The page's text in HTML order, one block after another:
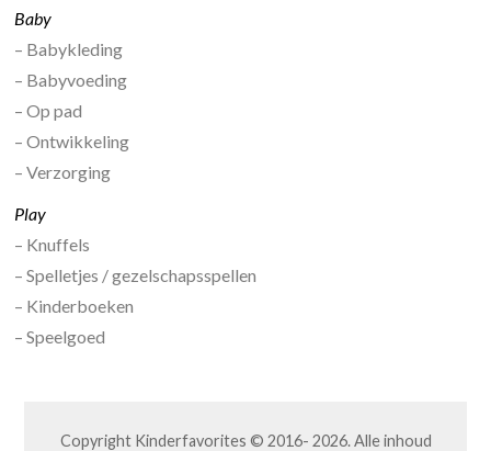
Baby
– Babykleding
– Babyvoeding
– Op pad
– Ontwikkeling
– Verzorging
Play
– Knuffels
– Spelletjes / gezelschapsspellen
– Kinderboeken
– Speelgoed
Copyright Kinderfavorites © 2016- 2026. Alle inhoud